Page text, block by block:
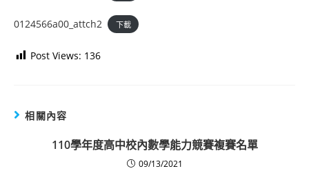
0124566a00_attch2 下載
Post Views: 136
相關內容
110學年度高中校內數學能力競賽複賽名單
09/13/2021